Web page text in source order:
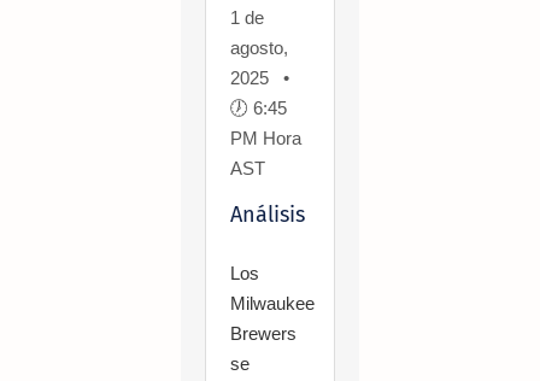
1 de
agosto,
2025 •
🕖 6:45
PM Hora
AST
Análisis
Los
Milwaukee
Brewers
se